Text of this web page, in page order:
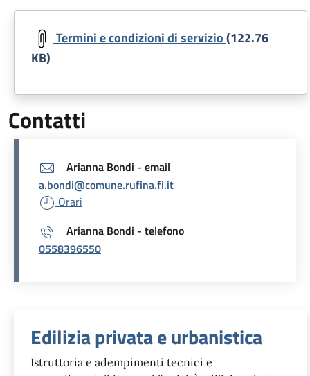
Document
Termini e condizioni di servizio(122.76
KB)
Contatti
Arianna Bondi - email
a.bondi@comune.rufina.fi.it
Orari
Arianna Bondi - telefono
0558396550
Unità organizzativa
Edilizia privata e urbanistica
Istruttoria e adempimenti tecnici e